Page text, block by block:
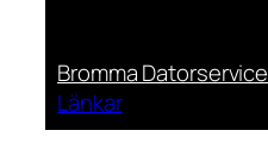
Bromma Datorservice
Länkar